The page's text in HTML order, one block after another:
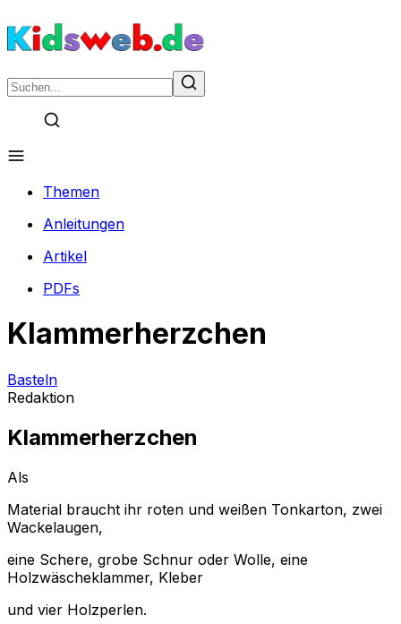
Themen
Anleitungen
Artikel
PDFs
Klammerherzchen
Basteln
Redaktion
Klammerherzchen
Als
Material braucht ihr roten und weißen Tonkarton, zwei
Wackelaugen,
eine Schere, grobe Schnur oder Wolle, eine
Holzwäscheklammer, Kleber
und vier Holzperlen.